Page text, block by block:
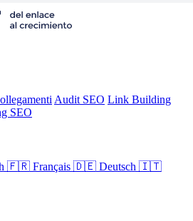
Audit SEO Link Building
SEO
🇫🇷 Français 🇩🇪 Deutsch 🇮🇹